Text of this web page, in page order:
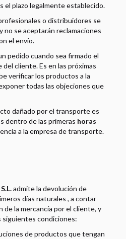
el plazo legalmente establecido.
o distribuidores se
no se aceptarán reclamaciones
el envío.
pedido cuando sea firmado el
cliente. Es en las próximas
verificar los productos a la
todas las objeciones que
dañado por el transporte es
dentro de las primeras horas
a la empresa de transporte.
admite la devolución de
días naturales , a contar
de la mercancía por el cliente, y
siguientes condiciones:
de productos que tengan